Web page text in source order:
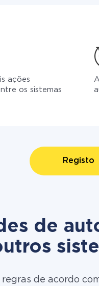
ações
os sistemas
Registo
de
de acordo